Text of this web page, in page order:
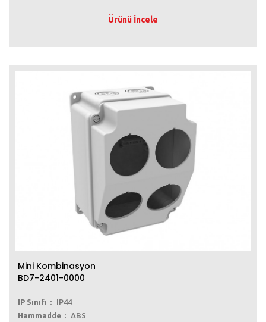
Ürünü İncele
Mini Kombinasyon
BD7-2401-0000
IP Sınıfı
IP44
Hammadde
ABS